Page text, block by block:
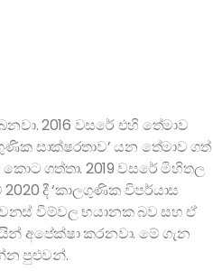
2016 වසරේ එහි තේමාව
සාක්ෂරතාව’ යන තේමාව ගත්
ගත්තා. 2019 වසරේ මිහිතල
දී ‘කාලගුණික විපර්යාස
වීම්වල භයානක බව සහ ඒ
අපේක්ෂා කරනවා. මේ ගැන
පුළුවන්.